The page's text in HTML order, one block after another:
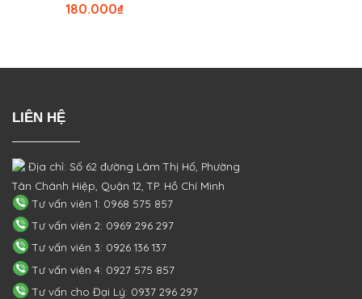
₫
180.000
LIÊN HỆ
Địa chỉ: Số 62 đường Lâm Thị Hố, Phường
Tân Chánh Hiệp, Quận 12, TP. Hồ Chí Minh
Tư vấn viên 1: 0968 575 857
Tư vấn viên 2: 0969 296 297
Tư vấn viên 3: 0926 136 137
Tư vấn viên 4: 0927 575 857
Tư vấn cho Đại Lý: 0937 296 297